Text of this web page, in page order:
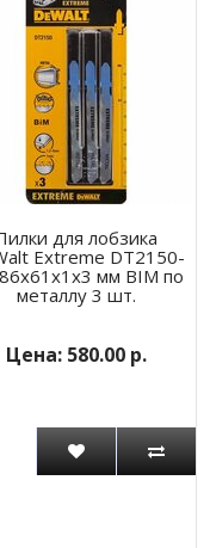
для лобзика
Extreme DT2150-
мм BIM по
металлу 3 шт.
580.00 р.